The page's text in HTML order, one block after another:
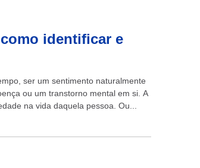
identificar e
ser um sentimento naturalmente
ou um transtorno mental em si. A
na vida daquela pessoa. Ou...